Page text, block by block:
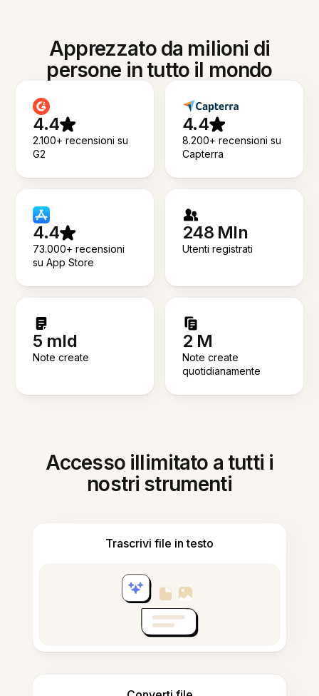
Apprezzato da milioni di
persone in tutto il mondo
4.4
2.100+ recensioni su
G2
4.4
8.200+ recensioni su
Capterra
4.4
73.000+ recensioni
su App Store
248 Mln
Utenti registrati
5 mld
Note create
2 M
Note create
quotidianamente
Accesso illimitato a tutti i
nostri strumenti
Trascrivi file in testo